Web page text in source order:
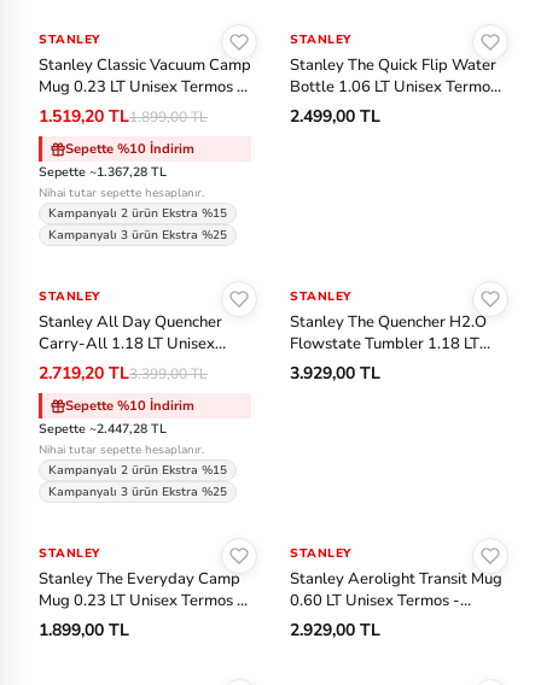
o
n
S
au
co
ny
S
ke
er
s
Sl
m
St
an
-%20
STANLEY
Stanley Classic Vacuum Camp
Mug 0.23 LT Unisex Termos -
Gri
1.519,20 TL1.899,00 TL
Sepette %10 İndirim
Sepette ~1.367,28 TL
Nihai tutar sepette hesaplanır.
Kampanyalı 2 ürün Ekstra %15
Kampanyalı 3 ürün Ekstra %25
STANLEY
Stanley The Quick Flip Water
Bottle 1.06 LT Unisex Termos
- Pembe
2.499,00 TL
-%20
STANLEY
Stanley All Day Quencher
Carry-All 1.18 LT Unisex
Termos Askısı - Mor
2.719,20 TL3.399,00 TL
Sepette %10 İndirim
Sepette ~2.447,28 TL
Nihai tutar sepette hesaplanır.
Kampanyalı 2 ürün Ekstra %15
Kampanyalı 3 ürün Ekstra %25
STANLEY
Stanley The Quencher H2.O
Flowstate Tumbler 1.18 LT
Unisex Termos - Haki
3.929,00 TL
STANLEY
Stanley The Everyday Camp
Mug 0.23 LT Unisex Termos -
Mor
1.899,00 TL
STANLEY
Stanley Aerolight Transit Mug
0.60 LT Unisex Termos -
Pembe
2.929,00 TL